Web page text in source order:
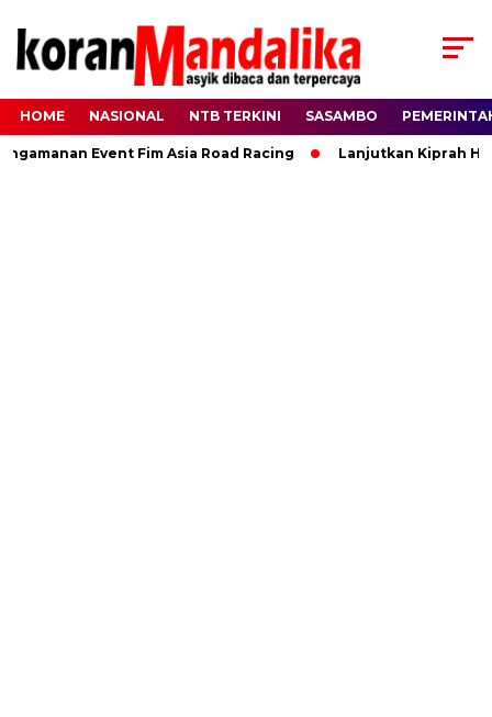
HOME NASIONAL NTB TERKINI SASAMBO
Event Fim Asia Road Racing Lanjutkan Kiprah HBK,